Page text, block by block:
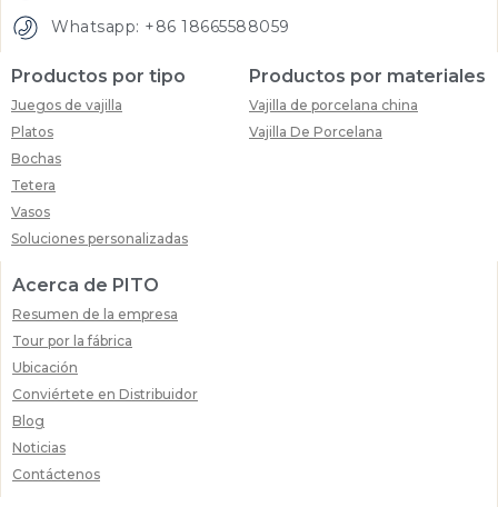
Whatsapp: +86 18665588059
Productos por tipo
Juegos de vajilla
Platos
Bochas
Tetera
Vasos
Soluciones personalizadas
Productos por materiales
Vajilla de porcelana china
Vajilla De Porcelana
Acerca de PITO
Resumen de la empresa
Tour por la fábrica
Ubicación
Conviértete en Distribuidor
Blog
Noticias
Contáctenos